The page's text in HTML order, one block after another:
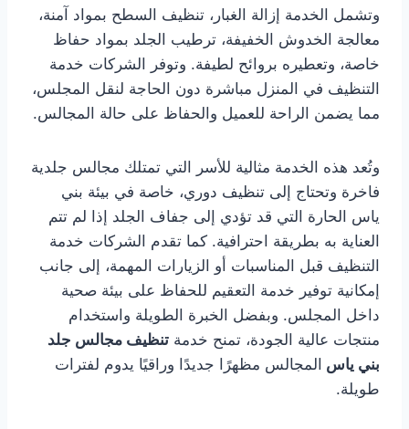
وتشمل الخدمة إزالة الغبار، تنظيف السطح بمواد آمنة،
معالجة الخدوش الخفيفة، ترطيب الجلد بمواد حفاظ
خاصة، وتعطيره بروائح لطيفة. وتوفر الشركات خدمة
التنظيف في المنزل مباشرة دون الحاجة لنقل المجلس،
مما يضمن الراحة للعميل والحفاظ على حالة المجالس.
وتُعد هذه الخدمة مثالية للأسر التي تمتلك مجالس جلدية
فاخرة وتحتاج إلى تنظيف دوري، خاصة في بيئة بني
ياس الحارة التي قد تؤدي إلى جفاف الجلد إذا لم تتم
العناية به بطريقة احترافية. كما تقدم الشركات خدمة
التنظيف قبل المناسبات أو الزيارات المهمة، إلى جانب
إمكانية توفير خدمة التعقيم للحفاظ على بيئة صحية
داخل المجلس. وبفضل الخبرة الطويلة واستخدام
منتجات عالية الجودة، تمنح خدمة تنظيف مجالس جلد
بني ياس المجالس مظهرًا جديدًا وراقيًا يدوم لفترات
طويلة.